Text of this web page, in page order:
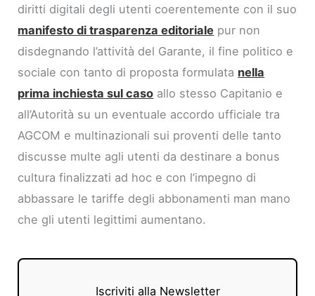
diritti digitali degli utenti coerentemente con il suo
manifesto di trasparenza editoriale pur non
disdegnando l’attività del Garante, il fine politico e
sociale con tanto di proposta formulata nella
prima inchiesta sul caso allo stesso Capitanio e
all’Autorità su un eventuale accordo ufficiale tra
AGCOM e multinazionali sui proventi delle tanto
discusse multe agli utenti da destinare a bonus
cultura finalizzati ad hoc e con l’impegno di
abbassare le tariffe degli abbonamenti man mano
che gli utenti legittimi aumentano.
Iscriviti alla Newsletter